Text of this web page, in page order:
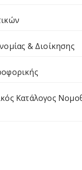
& Διοίκησης
Κατάλογος